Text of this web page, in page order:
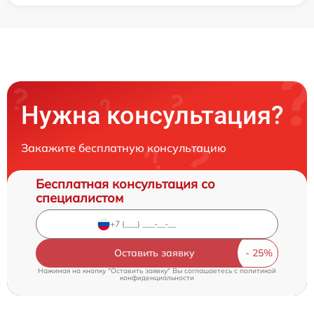
Нужна консультация?
Закажите бесплатную консультацию
Бесплатная консультация со
специалистом
Оставить заявку
Нажимая на кнопку "Оставить заявку" Вы соглашаетесь cполитикой
конфиденциальности